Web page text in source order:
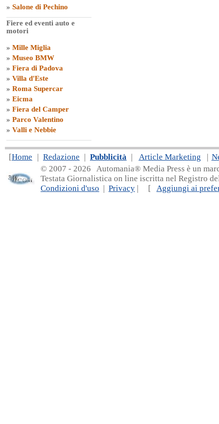
» Salone di Pechino
Fiere ed eventi auto e
motori
» Mille Miglia
» Museo BMW
» Fiera di Padova
» Villa d'Este
» Roma Supercar
» Eicma
» Fiera del Camper
» Parco Valentino
» Valli e Nebbie
[Home | Redazione | Pubblicità | Article Marketing |
© 2007 - 2026 Automania® Media Press è un
Testata Giornalistica on line iscritta nel Registro
Condizioni d'uso | Privacy | [ Aggiungi ai